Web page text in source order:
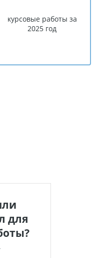
курсовые работы за
2025 год
для